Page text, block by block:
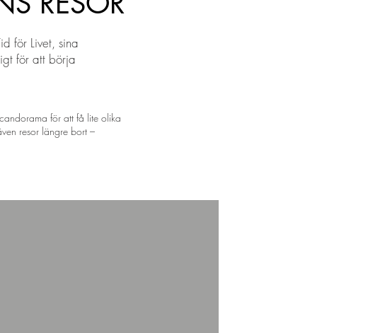
för Livet, sina
för att börja
för att få lite olika
resor längre bort –